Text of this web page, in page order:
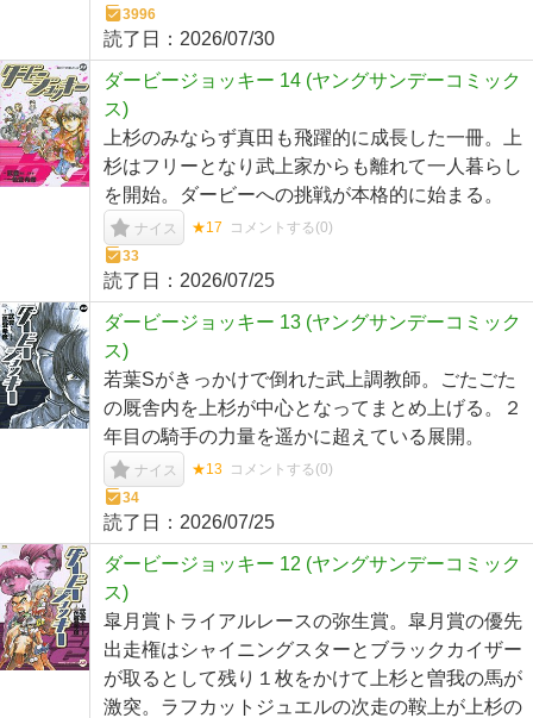
3996
読了日： 2026/07/30
ダービージョッキー 14 (ヤングサンデーコミック
ス)
上杉のみならず真田も飛躍的に成長した一冊。上
杉はフリーとなり武上家からも離れて一人暮らし
を開始。ダービーへの挑戦が本格的に始まる。
ナイス ★17 コメントする(0)
33
読了日： 2026/07/25
ダービージョッキー 13 (ヤングサンデーコミック
ス)
若葉Sがきっかけで倒れた武上調教師。ごたごた
の厩舎内を上杉が中心となってまとめ上げる。２
年目の騎手の力量を遥かに超えている展開。
ナイス ★13 コメントする(0)
34
読了日： 2026/07/25
ダービージョッキー 12 (ヤングサンデーコミック
ス)
皐月賞トライアルレースの弥生賞。皐月賞の優先
出走権はシャイニングスターとブラックカイザー
が取るとして残り１枚をかけて上杉と曽我の馬が
激突。ラフカットジュエルの次走の鞍上が上杉の